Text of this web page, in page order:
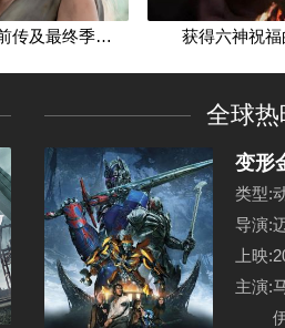
HBO确认《权力的游戏》前传及最终季计划 获得六神祝
火遍全
强大的女人 超前
演待定
航》吗？ “大道至简”
团队的力量，向这些伟
秋季新剧前瞻：摩根加入《反恐特警队》继续踹门 这是恶搞版
全球热
变形
类型
导演
上映
主演